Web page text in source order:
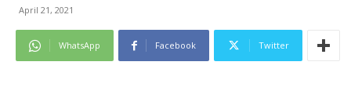
April 21, 2021
WhatsApp Facebook Twitter